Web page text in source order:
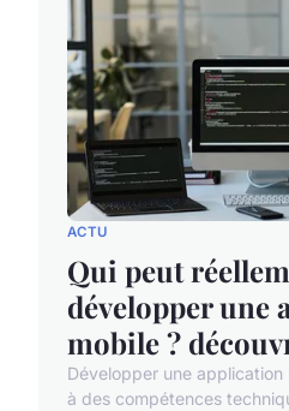
ACTU
Qui peut
développer une
mobile ?
Développer une application
à des compétences